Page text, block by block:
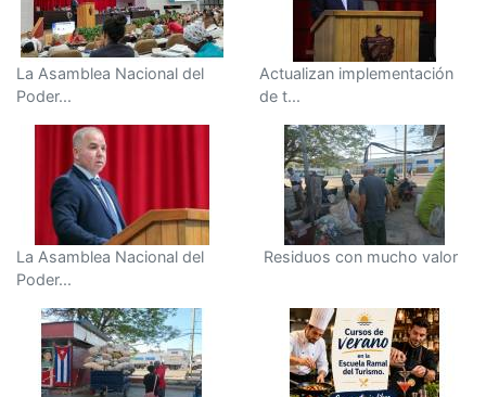
La Asamblea Nacional del
Poder...
Actualizan implementación
de t...
La Asamblea Nacional del
Poder...
Residuos con mucho valor